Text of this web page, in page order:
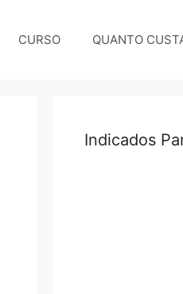
CURSO QUANTO
Indicados